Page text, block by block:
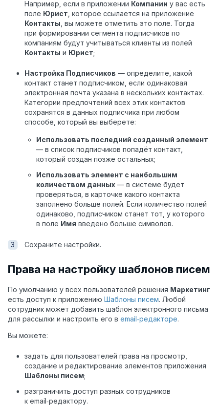
Например, если в приложении Компании у вас есть
поле Юрист , которое ссылается на приложение
Контакты , вы можете отметить это поле. Тогда
при формировании сегмента подписчиков по
компаниям будут учитываться клиенты из полей
Контакты и Юрист;
Настройка Подписчиков — определите, какой
контакт станет подписчиком, если одинаковая
электронная почта указана в нескольких контактах.
Категории предпочтений всех этих контактов
сохранятся в данных подписчика при любом
способе, который вы выберете:
Использовать последний созданный элемент
— в список подписчиков попадёт контакт,
который создан позже остальных;
Использовать элемент с наибольшим
количеством данных — в системе будет
проверяться, в карточке какого контакта
заполнено больше полей. Если количество полей
одинаково, подписчиком станет тот, у которого
в поле Имя введено больше символов.
Сохраните настройки.
Права на настройку шаблонов писем
По умолчанию у всех пользователей решения Маркетинг
есть доступ к приложению Шаблоны писем. Любой
сотрудник может добавить шаблон электронного письма
для рассылки и настроить его в email‑редакторе.
Вы можете:
задать для пользователей права на просмотр,
создание и редактирование элементов приложения
Шаблоны писем;
разграничить доступ разных сотрудников
к email‑редактору.